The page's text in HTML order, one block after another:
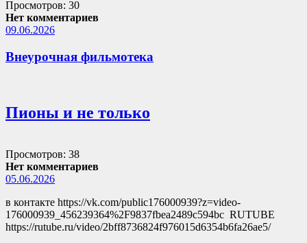
Просмотров: 30
Нет комментариев
09.06.2026
Внеурочная фильмотека
Пионы и не только
Просмотров: 38
Нет комментариев
05.06.2026
в контакте https://vk.com/public176000939?z=video-
176000939_456239364%2F9837fbea2489c594bc RUTUBE
https://rutube.ru/video/2bff8736824f976015d6354b6fa26ae5/